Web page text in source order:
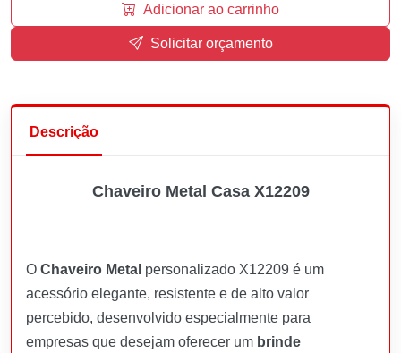
Adicionar ao carrinho
Solicitar orçamento
Descrição
Chaveiro Metal Casa X12209
O Chaveiro Metal personalizado X12209 é um
acessório elegante, resistente e de alto valor
percebido, desenvolvido especialmente para
empresas que desejam oferecer um brinde